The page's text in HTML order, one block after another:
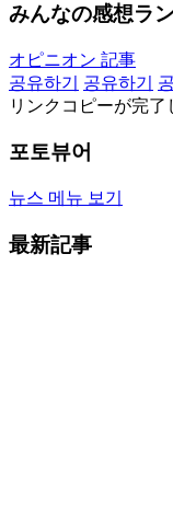
みんなの感想ラ
オピニオン 記事
공유하기
공유하기
リンクコピーが完了
포토뷰어
뉴스 메뉴 보기
最新記事